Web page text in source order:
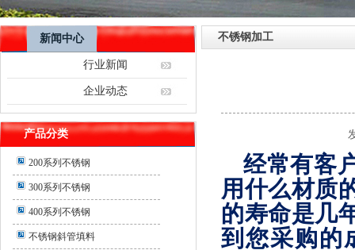
新闻中心
行业新闻
企业动态
产品分类
200系列不锈钢
300系列不锈钢
400系列不锈钢
不锈钢斜管填料
不锈钢加工
经常有客
用什么材质
的寿命是几
到您采购的